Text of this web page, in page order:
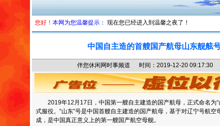
您好！ 本网为您温馨提示： 现在您已经进入到温馨之夜了！
中国自主造的首艘国产航母山东舰舷
伴您休闲网时事频道 时间：2019-12-20
2019年12月17日，中国第一艘自主建造的国产航母，正式命名为
式服役。“山东”号是中国首艘自主建造的国产航母，基于对辽宁号航
成，是中国真正意义上的第一艘国产航空母舰。